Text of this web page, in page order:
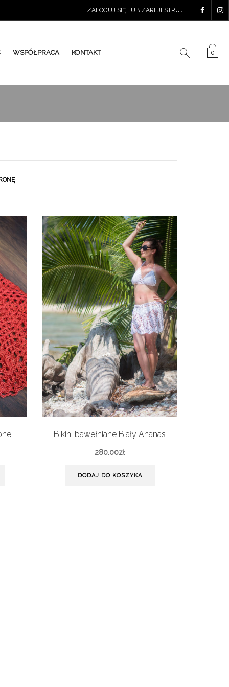
ZALOGUJ SIĘ LUB ZAREJESTRUJ
WSPÓŁPRACA KONTAKT 0
Bikini bawełniane Biały Ananas
280.00zł
DODAJ DO KOSZYKA